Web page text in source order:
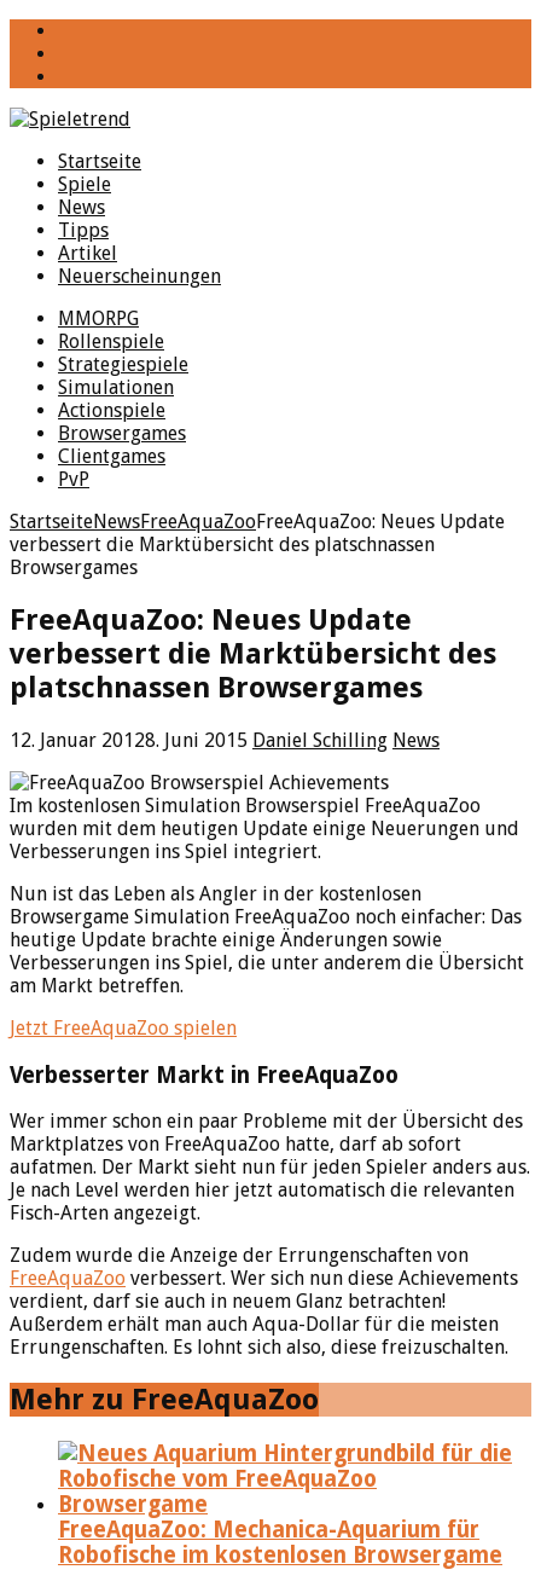
Startseite
Spiele
News
Tipps
Artikel
Neuerscheinungen
MMORPG
Rollenspiele
Strategiespiele
Simulationen
Actionspiele
Browsergames
Clientgames
PvP
StartseiteNewsFreeAquaZooFreeAquaZoo: Neues Update
verbessert die Marktübersicht des platschnassen
Browsergames
FreeAquaZoo: Neues Update
verbessert die Marktübersicht des
platschnassen Browsergames
12. Januar 20128. Juni 2015 Daniel Schilling News
Im kostenlosen Simulation Browserspiel FreeAquaZoo
wurden mit dem heutigen Update einige Neuerungen und
Verbesserungen ins Spiel integriert.
Nun ist das Leben als Angler in der kostenlosen
Browsergame Simulation FreeAquaZoo noch einfacher: Das
heutige Update brachte einige Änderungen sowie
Verbesserungen ins Spiel, die unter anderem die Übersicht
am Markt betreffen.
Jetzt FreeAquaZoo spielen
Verbesserter Markt in FreeAquaZoo
Wer immer schon ein paar Probleme mit der Übersicht des
Marktplatzes von FreeAquaZoo hatte, darf ab sofort
aufatmen. Der Markt sieht nun für jeden Spieler anders aus.
Je nach Level werden hier jetzt automatisch die relevanten
Fisch-Arten angezeigt.
Zudem wurde die Anzeige der Errungenschaften von
FreeAquaZoo verbessert. Wer sich nun diese Achievements
verdient, darf sie auch in neuem Glanz betrachten!
Außerdem erhält man auch Aqua-Dollar für die meisten
Errungenschaften. Es lohnt sich also, diese freizuschalten.
Mehr zu FreeAquaZoo
FreeAquaZoo: Mechanica-Aquarium für
Robofische im kostenlosen Browsergame